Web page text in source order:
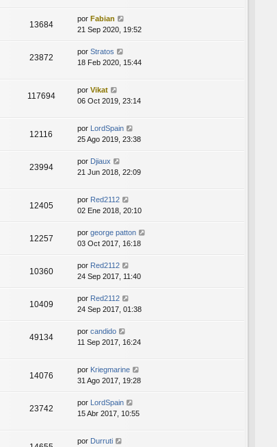
13684
por Fabian
21 Sep 2020, 19:52
23872
por Stratos
18 Feb 2020, 15:44
117694
por Vikat
06 Oct 2019, 23:14
12116
por LordSpain
25 Ago 2019, 23:38
23994
por Djiaux
21 Jun 2018, 22:09
12405
por Red2112
02 Ene 2018, 20:10
12257
por george patton
03 Oct 2017, 16:18
10360
por Red2112
24 Sep 2017, 11:40
10409
por Red2112
24 Sep 2017, 01:38
49134
por candido
11 Sep 2017, 16:24
14076
por Kriegmarine
31 Ago 2017, 19:28
23742
por LordSpain
15 Abr 2017, 10:55
por Durruti